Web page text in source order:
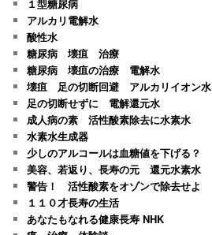
１型糖尿病
アルカリ電解水
酸性水
糖尿病 壊疽 治療
糖尿病 壊疽の治療 電解水
壊疽 足の切断回避 アルカリイオン水
足の切断せずに 電解還元水
成人病の素 活性酸素除去に水素水
水素水生成器
少しのアルコールは血糖値を下げる？
美容、若返り、長寿の元 還元水素水
警告！ 活性酸素をオゾンで除去せよ
１１０才長寿の生活
あなたもなれる健康長寿 NHK